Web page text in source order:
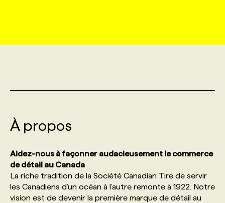
INITIATIVES NUMÉRIQUES
PRIX ET DISTINCTIONS
TENDANCES
MARKETING DURABLE
ÉVÉNEMENTIEL
NOS AUTEUR‧RICES
ANNONCEZ AVEC NOUS
PROFIL ENTREPRISE
FAQ
ANNONCEZ AVEC NOUS
PROFIL CANDIDAT
ANNONCEZ AVEC NOUS
NOS PARCOURS DE FORMATIONS
FORMATIONS PERSONNALISÉES
NOS FORMATEUR‧RICES
POURQUOI CHOISIR NOS FORMATIONS
SERVICE DE CHASSE DE TÊTE
NOS TARIFS
NOS EXPERTISES
FAQ
À propos
Aidez-nous à façonner audacieusement le commerce
de détail au Canada
La riche tradition de la Société Canadian Tire de servir
les Canadiens d’un océan à l’autre remonte à 1922. Notre
vision est de devenir la première marque de détail au